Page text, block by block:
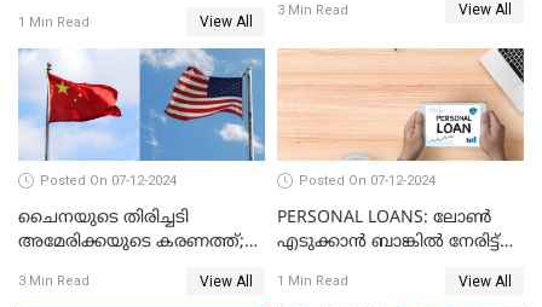
1 Min Read View All
കോളയേക്കുറിച്ച് അറിയാം
3 Min Read View All
Posted On 07-12-2024
ചൈനയുടെ തിരിച്ചടി
അമേരിക്കയുടെ കരണത്ത്;
3 Min Read View All
Posted On 07-12-2024
PERSONAL LOANS: ലോൺ
എടുക്കാൻ ബാങ്കിൽ നേരിട്ട്
ചെയ്തുകൂടേ?
1 Min Read View All